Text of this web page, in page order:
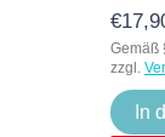
€
Gemäß
zzgl.
In